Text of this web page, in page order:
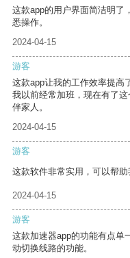
这款app的用户界面简洁明了
悉操作。
2024-04-15
游客
这款app让我的工作效率提高
我以前经常加班，现在有了
伴家人。
2024-04-15
游客
这款软件非常实用，可以帮助
2024-04-15
游客
这款加速器app的功能有点单
动切换线路的功能。